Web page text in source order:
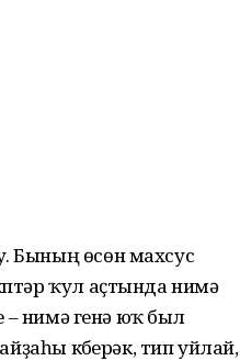
Бының өсөн махсус
ҡул аҫтында нимә
– нимә генә юҡ был
күберәк, тип уйлай,